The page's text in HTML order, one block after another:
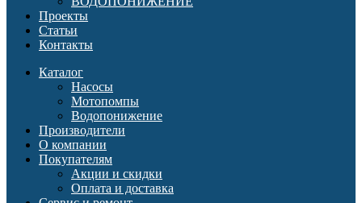
Проекты
Статьи
Контакты
Каталог
Насосы
Мотопомпы
Водопонижение
Производители
О компании
Покупателям
Акции и скидки
Оплата и доставка